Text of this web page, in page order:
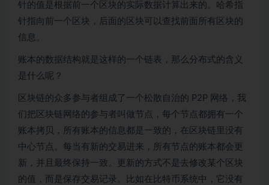
针的值是根据前一个区块的实际数据计算出来的。哈希指
针指向前一个区块，后面的区块可以查找前面所有区块的
信息。
账本的数据结构就是这样的一个链表，那么分布式的含义
是什么呢？
区块链的众多参与者组成了一个松散自治的 P2P 网络，我
们把区块链网络的参与者叫做节点，每个节点都拥有一个
账本拷贝，所有账本的信息都是一致的，在区块链里没有
中心节点。每当有新的交易进来，所有节点的账本都会更
新，并且最终保持一致。更新的方式不是去修改某个区块
的值，而是保存交易记录。比如在比特币系统中，它没有